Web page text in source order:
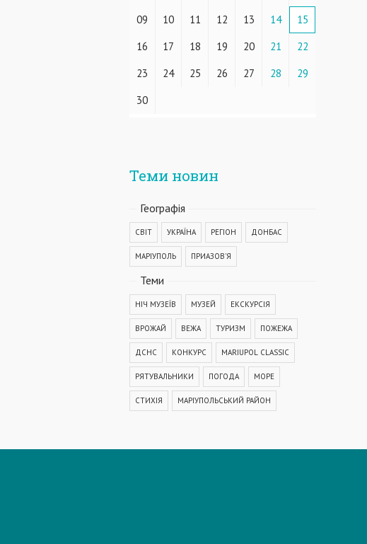
09
10 11 12 13 14
15
16
17 18 19 20 21
22
23
24 25 26 27 28
29
30
Теми новин
Географiя
СВІТ УКРАЇНА РЕГІОН ДОНБАС
МАРІУПОЛЬ ПРИАЗОВ'Я
Теми
НІЧ МУЗЕЇВ МУЗЕЙ ЕКСКУРСІЯ
ВРОЖАЙ ВЕЖА ТУРИЗМ ПОЖЕЖА
ДСНС КОНКУРС MARIUPOL CLASSIC
РЯТУВАЛЬНИКИ ПОГОДА МОРЕ
СТИХІЯ МАРІУПОЛЬСЬКИЙ РАЙОН
ПОЛІЦІЯ ПОДІЯ АВАРІЯ МЕДИЦИНА